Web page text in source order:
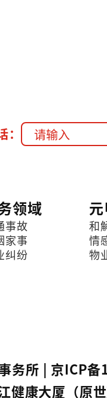
：
领域
事故
家事
纠纷
和
情
物
务所 | 京ICP
健康大厦（原